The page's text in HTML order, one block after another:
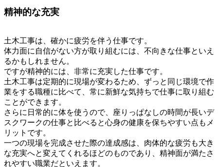
精神的な充実
土木工事は、確かに疲労を伴う仕事です。
体力面に自信がない方が取り組むには、不向きな仕事といえ
るかもしれません。
ですが精神的には、非常に充実した仕事です。
土木工事は定期的に現場が変わるため、ずっと同じ環境で作
業をする職種に比べて、常に新鮮な気持ちで仕事に取り組む
ことができます。
さらに日常的に体を使うので、座りっぱなしの時間が長いデ
スクワークの仕事と比べると心身の健康を保ちやすい点もメ
リットです。
一つの現場を完成させた際の達成感は、肉体的な疲労も大き
な充実へと変えてくれるほどのものであり、精神面が満たさ
れやすい職業だといえます。